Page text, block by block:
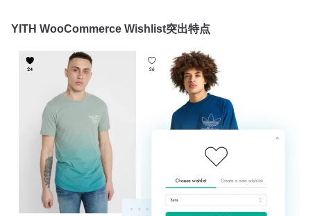
YITH WooCommerce Wishlist突出特点